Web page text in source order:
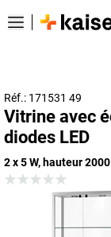
Réf.: 171531 49
Vitrine avec
diodes LED
2 x 5 W, hauteur